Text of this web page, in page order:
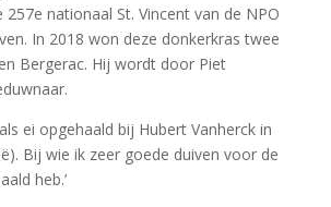
257e nationaal St. Vincent van de NPO
In 2018 won deze donkerkras twee
Bergerac. Hij wordt door Piet
ei opgehaald bij Hubert Vanherck in
Bij wie ik zeer goede duiven voor de
heb.’